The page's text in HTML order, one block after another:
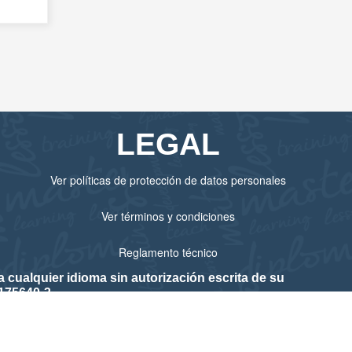
LEGAL
Ver políticas de protección de datos personales
Ver términos y condiciones
Reglamento técnico
cualquier idioma sin autorización escrita de su
3